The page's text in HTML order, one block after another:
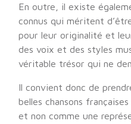
En outre, il existe
connus qui méritent
pour leur originalité et
des voix et des styles
véritable trésor qui ne
Il convient donc de
belles chansons
et non comme une